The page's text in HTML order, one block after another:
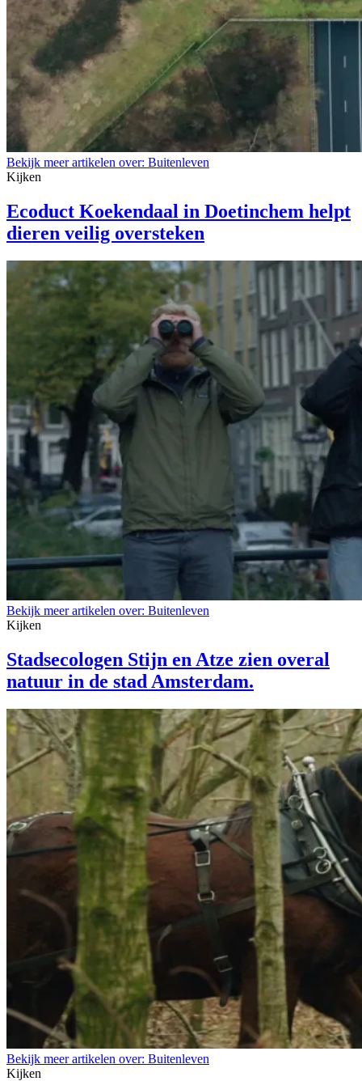
Bekijk meer artikelen over: Buitenleven
Kijken
Ecoduct Koekendaal in Doetinchem helpt
dieren veilig oversteken
Bekijk meer artikelen over: Buitenleven
Kijken
Stadsecologen Stijn en Atze zien overal
natuur in de stad Amsterdam.
Bekijk meer artikelen over: Buitenleven
Kijken